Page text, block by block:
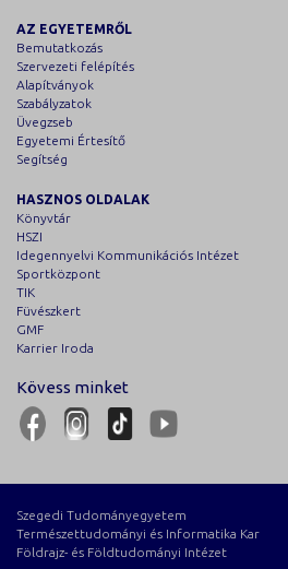
AZ EGYETEMRŐL
Bemutatkozás
Szervezeti felépítés
Alapítványok
Szabályzatok
Üvegzseb
Egyetemi Értesítő
Segítség
HASZNOS OLDALAK
Könyvtár
HSZI
Idegennyelvi Kommunikációs Intézet
Sportközpont
TIK
Füvészkert
GMF
Karrier Iroda
Kövess minket
Szegedi Tudományegyetem
Természettudományi és Informatika Kar
Földrajz- és Földtudományi Intézet